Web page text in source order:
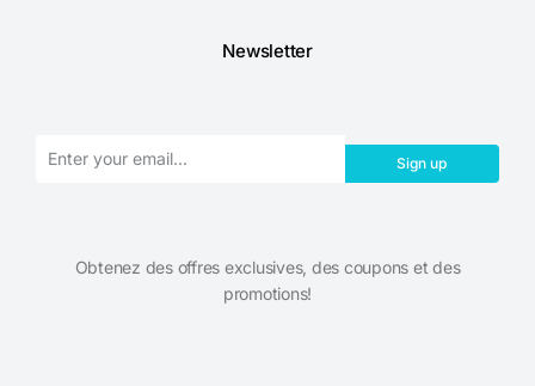
Newsletter
Sign up
Obtenez des offres exclusives, des coupons et des
promotions!​